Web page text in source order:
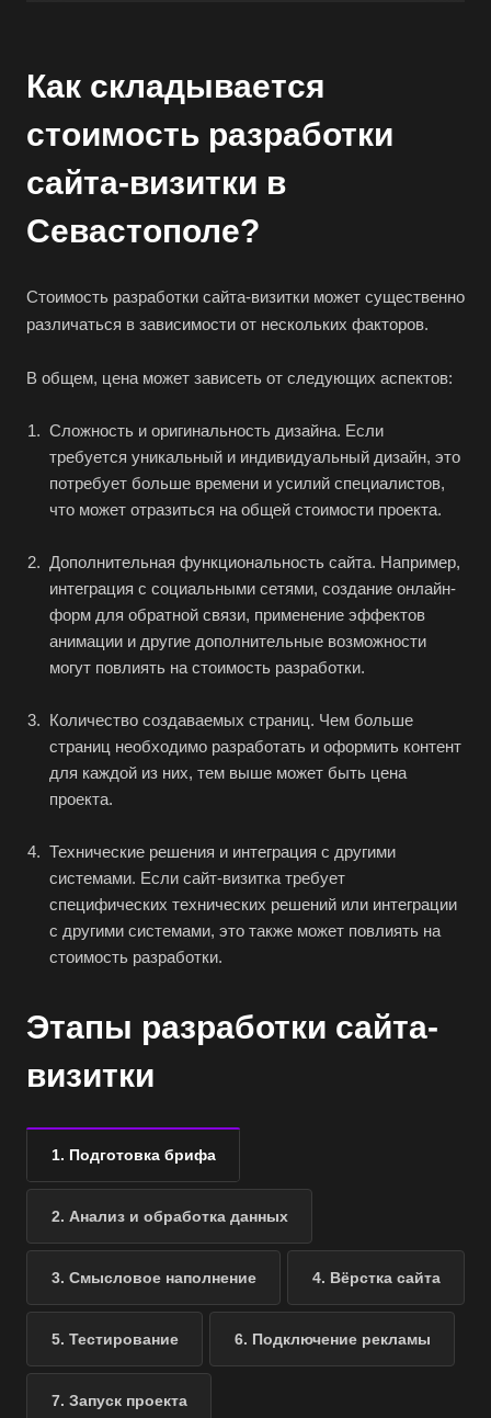
Как складывается
стоимость разработки
сайта-визитки в
Севастополе?
Стоимость разработки сайта-визитки может существенно
различаться в зависимости от нескольких факторов.
В общем, цена может зависеть от следующих аспектов:
Сложность и оригинальность дизайна. Если
требуется уникальный и индивидуальный дизайн, это
потребует больше времени и усилий специалистов,
что может отразиться на общей стоимости проекта.
Дополнительная функциональность сайта. Например,
интеграция с социальными сетями, создание онлайн-
форм для обратной связи, применение эффектов
анимации и другие дополнительные возможности
могут повлиять на стоимость разработки.
Количество создаваемых страниц. Чем больше
страниц необходимо разработать и оформить контент
для каждой из них, тем выше может быть цена
проекта.
Технические решения и интеграция с другими
системами. Если сайт-визитка требует
специфических технических решений или интеграции
с другими системами, это также может повлиять на
стоимость разработки.
Этапы разработки сайта-
визитки
1. Подготовка брифа
2. Анализ и обработка данных
3. Смысловое наполнение 4. Вёрстка сайта
5. Тестирование 6. Подключение рекламы
7. Запуск проекта